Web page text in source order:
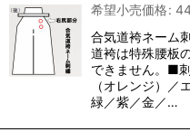
希望小売価格:
合気道袴ネーム
道袴は特殊腰板
できません。■
（オレンジ）／
緑／紫／金／…